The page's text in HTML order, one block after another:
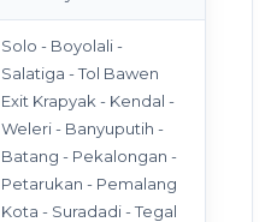
Solo - Boyolali -
Salatiga - Tol Bawen
Exit Krapyak - Kendal -
Weleri - Banyuputih -
Batang - Pekalongan -
Petarukan - Pemalang
Kota - Suradadi - Tegal